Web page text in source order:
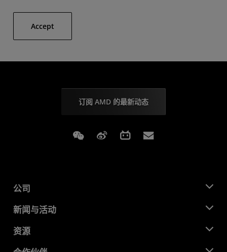
Accept
订阅 AMD 的最新动态
Weixin Weibo Bilibili
公司
关于 AMD
企业责任
就业机会
新闻与活动
新闻中心
资源